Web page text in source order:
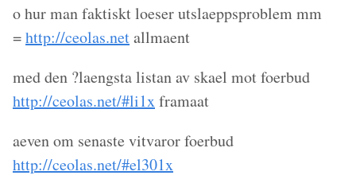
o hur man faktiskt loeser utslaeppsproblem mm
=http://ceolas.netallmaent
med den ?laengsta listan av skael mot foerbud
http://ceolas.net/#li1xframaat
aeven om senaste vitvaror foerbud
http://ceolas.net/#el301x